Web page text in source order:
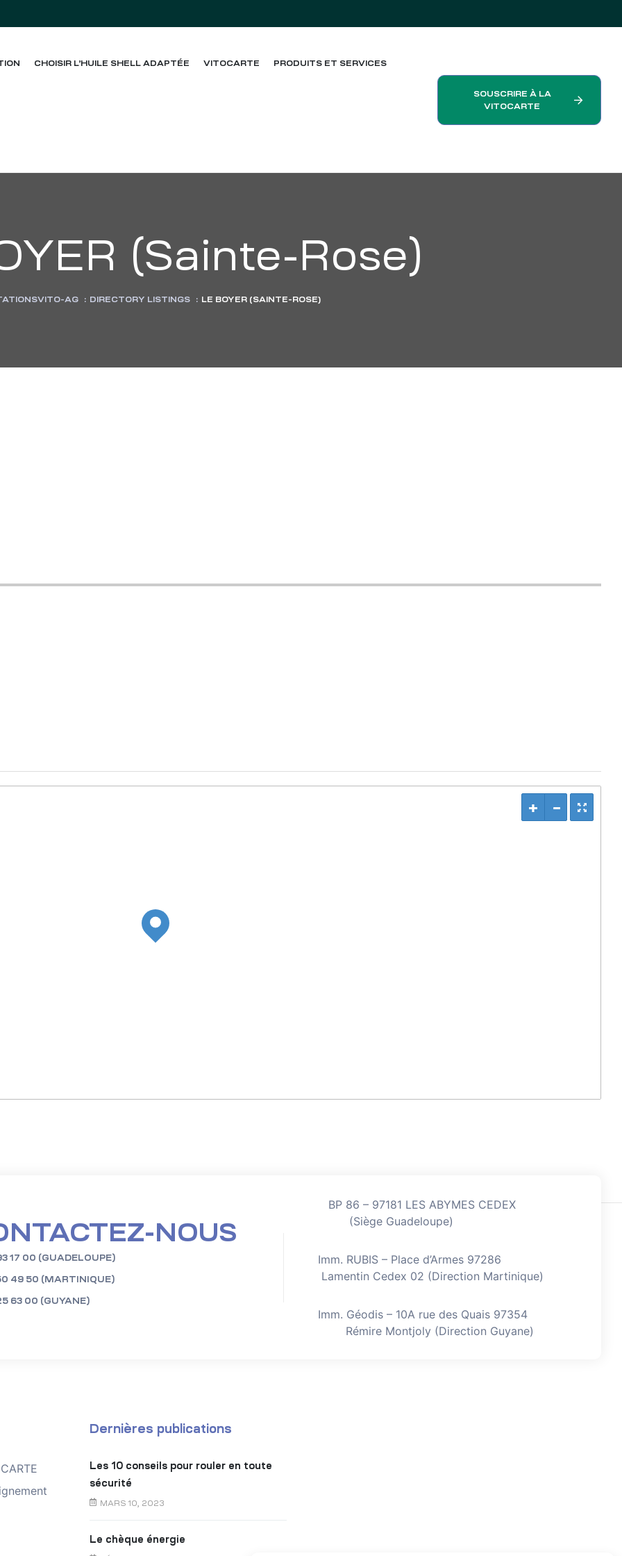
CHOISIR L’HUILE SHELL ADAPTÉE VITOCARTE PRODUITS ET SERVICES
SOUSCRIRE À LA
VITOCARTE
(Sainte-Rose)
AG : DIRECTORY LISTINGS : LE BOYER (SAINTE-ROSE)
NOUS
17 00 (GUADELOUPE)
49 50 (MARTINIQUE)
63 00 (GUYANE)
BP 86 – 97181 LES ABYMES CEDEX
(Siège Guadeloupe)
Imm. RUBIS – Place d’Armes 97286
Lamentin Cedex 02 (Direction Martinique)
Imm. Géodis – 10A rue des Quais 97354
Rémire Montjoly (Direction Guyane)
Dernières publications
Les 10 conseils pour rouler en toute
sécurité
MARS 10, 2023
Le chèque énergie